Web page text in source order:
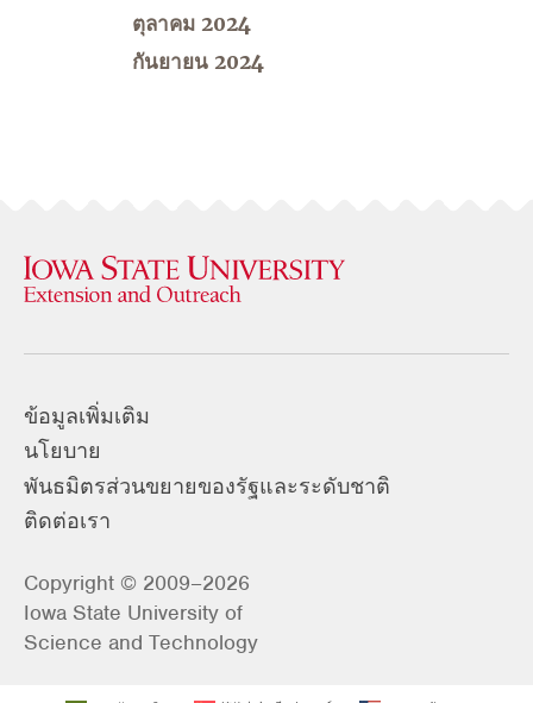
ตุลาคม 2024
กันยายน 2024
ข้อมูลเพิ่มเติม
นโยบาย
พันธมิตรส่วนขยายของรัฐและระดับชาติ
ติดต่อเรา
Copyright © 2009–2026
Iowa State University of
Science and Technology